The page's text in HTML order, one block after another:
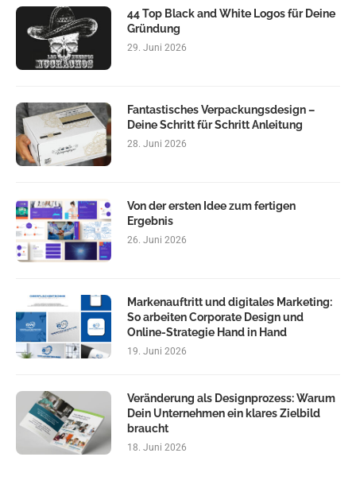
44 Top Black and White Logos für Deine
Gründung
29. Juni 2026
Fantastisches Verpackungsdesign –
Deine Schritt für Schritt Anleitung
28. Juni 2026
Von der ersten Idee zum fertigen
Ergebnis
26. Juni 2026
Markenauftritt und digitales Marketing:
So arbeiten Corporate Design und
Online-Strategie Hand in Hand
19. Juni 2026
Veränderung als Designprozess: Warum
Dein Unternehmen ein klares Zielbild
braucht
18. Juni 2026